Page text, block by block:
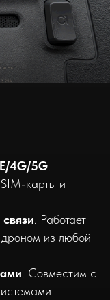
4G/5G
карты и
. Работает
дроном из любой
. Совместим с